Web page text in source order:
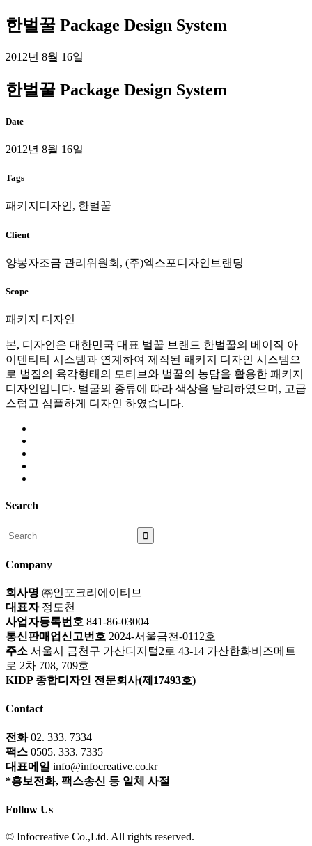
한벌꿀 Package Design System
2012년 8월 16일
한벌꿀 Package Design System
Date
2012년 8월 16일
Tags
패키지디자인, 한벌꿀
Client
양봉자조금 관리위원회, (주)엑스포디자인브랜딩
Scope
패키지 디자인
본, 디자인은 대한민국 대표 벌꿀 브랜드 한벌꿀의 베이직 아
이덴티티 시스템과 연계하여 제작된 패키지 디자인 시스템으
로 벌집의 육각형태의 모티브와 벌꿀의 농담을 활용한 패키지
디자인입니다. 벌굴의 종류에 따라 색상을 달리하였으며, 고급
스럽고 심플하게 디자인 하였습니다.
Search
Search
for:
Company
회사명 ㈜인포크리에이티브
대표자정도천
사업자등록번호 841-86-03004
통신판매업신고번호 2024-서울금천-0112호
주소 서울시 금천구 가산디지털2로 43-14 가산한화비즈메트
로 2차 708, 709호
KIDP 종합디자인 전문회사(제17493호)
Contact
전화02. 333. 7334
팩스 0505. 333. 7335
대표메일 info@infocreative.co.kr
*홍보전화, 팩스송신 등 일체 사절
Follow Us
© Infocreative Co.,Ltd. All rights reserved.